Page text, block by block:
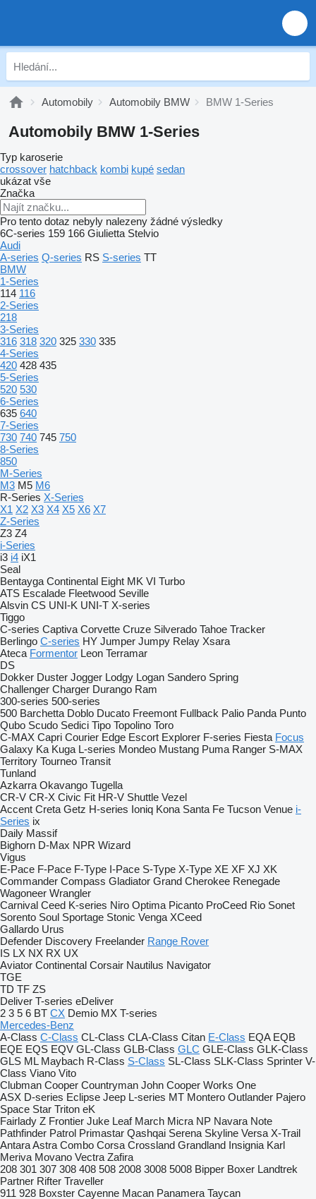
Automobily Automobily BMW BMW 1-Series
Automobily BMW 1-Series
Typ karoserie
crossover hatchback kombi kupé sedan
ukázat vše
Značka
Pro tento dotaz nebyly nalezeny žádné výsledky
6C-series 159 166 Giulietta Stelvio
Audi
A-series Q-series RS S-series TT
BMW
1-Series
114 116
2-Series
218
3-Series
316 318 320 325 330 335
4-Series
420 428 435
5-Series
520 530
6-Series
635 640
7-Series
730 740 745 750
8-Series
850
M-Series
M3 M5 M6
R-Series X-Series
X1 X2 X3 X4 X5 X6 X7
Z-Series
Z3 Z4
i-Series
i3 i4 iX1
Seal
Bentayga Continental Eight MK VI Turbo
ATS Escalade Fleetwood Seville
Alsvin CS UNI-K UNI-T X-series
Tiggo
C-series Captiva Corvette Cruze Silverado Tahoe Tracker
Berlingo C-series HY Jumper Jumpy Relay Xsara
Ateca Formentor Leon Terramar
DS
Dokker Duster Jogger Lodgy Logan Sandero Spring
Challenger Charger Durango Ram
300-series 500-series
500 Barchetta Doblo Ducato Freemont Fullback Palio Panda Punto
Qubo Scudo Sedici Tipo Topolino Toro
C-MAX Capri Courier Edge Escort Explorer F-series Fiesta Focus
Galaxy Ka Kuga L-series Mondeo Mustang Puma Ranger S-MAX
Territory Tourneo Transit
Tunland
Azkarra Okavango Tugella
CR-V CR-X Civic Fit HR-V Shuttle Vezel
Accent Creta Getz H-series Ioniq Kona Santa Fe Tucson Venue i-
Series ix
Daily Massif
Bighorn D-Max NPR Wizard
Vigus
E-Pace F-Pace F-Type I-Pace S-Type X-Type XE XF XJ XK
Commander Compass Gladiator Grand Cherokee Renegade
Wagoneer Wrangler
Carnival Ceed K-series Niro Optima Picanto ProCeed Rio Sonet
Sorento Soul Sportage Stonic Venga XCeed
Gallardo Urus
Defender Discovery Freelander Range Rover
IS LX NX RX UX
Aviator Continental Corsair Nautilus Navigator
TGE
TD TF ZS
Deliver T-series eDeliver
2 3 5 6 BT CX Demio MX T-series
Mercedes-Benz
A-Class C-Class CL-Class CLA-Class Citan E-Class EQA EQB
EQE EQS EQV GL-Class GLB-Class GLC GLE-Class GLK-Class
GLS ML Maybach R-Class S-Class SL-Class SLK-Class Sprinter V-
Class Viano Vito
Clubman Cooper Countryman John Cooper Works One
ASX D-series Eclipse Jeep L-series MT Montero Outlander Pajero
Space Star Triton eK
Fairlady Z Frontier Juke Leaf March Micra NP Navara Note
Pathfinder Patrol Primastar Qashqai Serena Skyline Versa X-Trail
AntaraAstra Combo Corsa Crossland Grandland Insignia Karl
Meriva Movano Vectra Zafira
208 301 307 308 408 508 2008 3008 5008 Bipper Boxer Landtrek
Partner Rifter Traveller
911 928 Boxster Cayenne Macan Panamera Taycan